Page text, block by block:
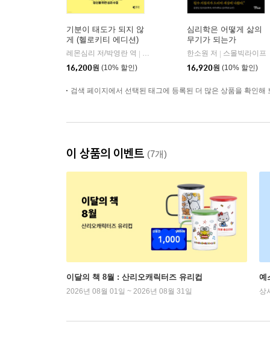
기분이 태도가 되지 않
게 (헬로키티 에디션)
레몬심리 저/박영란 역 | 갤리온
16,200원 (10% 할인)
심리학은 어떻게 삶의
무기가 되는가
한소원 저 | 스몰빅라이프
16,920원 (10% 할인)
검색 페이지에서 선택된 태그에 등록된 더 많은 상품을 확인해
이 상품의 이벤트 (7개)
이달의 책 8월 : 산리오캐릭터즈 유리컵
2026년 08월 01일 ~ 2026년 08월 31일
예
상